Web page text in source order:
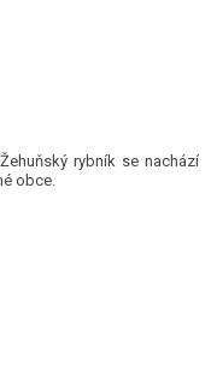
rybník se nachází
obce.